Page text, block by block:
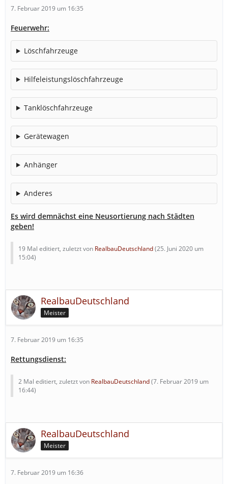
7. Februar 2019 um 16:35
Feuerwehr:
Löschfahrzeuge
Hilfeleistungslöschfahrzeuge
Tanklöschfahrzeuge
Gerätewagen
Anhänger
Anderes
Es wird demnächst eine Neusortierung nach Städten
geben!
19 Mal editiert, zuletzt von RealbauDeutschland(25. Juni 2020 um
15:04)
RealbauDeutschland
Meister
7. Februar 2019 um 16:35
Rettungsdienst:
2 Mal editiert, zuletzt von RealbauDeutschland(7. Februar 2019 um
16:44)
RealbauDeutschland
Meister
7. Februar 2019 um 16:36